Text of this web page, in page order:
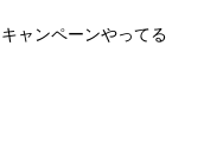
ャンペーンやってる